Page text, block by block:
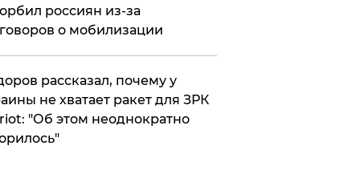
россиян из-за
о мобилизации
рассказал, почему у
не хватает ракет для ЗРК
"Об этом неоднократно